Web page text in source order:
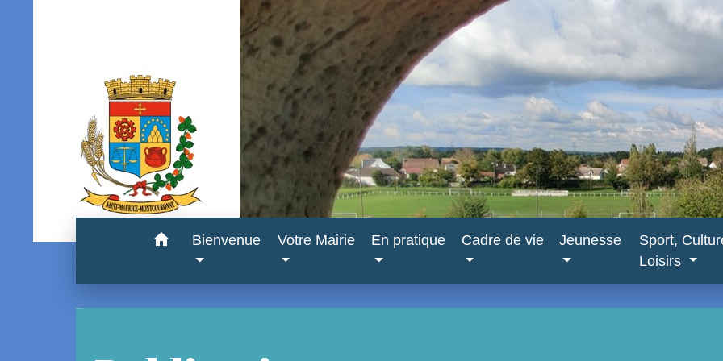
home Bienvenue Votre Mairie En pratique Cadre de vie Jeunesse
Sport,
Loisirs